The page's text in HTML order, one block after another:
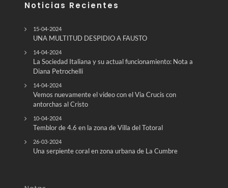
Noticias Recientes
15-04-2024
UNA MULTITUD DESPIDIO A FAUSTO
14-04-2024
La Sociedad Italiana y su actual funcionamiento: Nota a
Diana Petrochelli
14-04-2024
Vemos nuevamente el video con el Via Crucis con
antorchas al Cristo
10-04-2024
Temblor de 4.6 en la zona de Villa del Totoral
26-03-2024
Una serpiente coral en zona urbana de La Cumbre